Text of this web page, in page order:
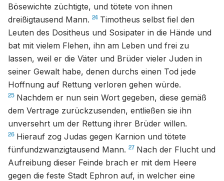
Bösewichte züchtigte, und tötete von ihnen
dreißigtausend Mann. 24 Timotheus selbst fiel den
Leuten des Dositheus und Sosipater in die Hände und
bat mit vielem Flehen, ihn am Leben und frei zu
lassen, weil er die Väter und Brüder vieler Juden in
seiner Gewalt habe, denen durchs einen Tod jede
Hoffnung auf Rettung verloren gehen würde.
25 Nachdem er nun sein Wort gegeben, diese gemäß
dem Vertrage zurückzusenden, entließen sie ihn
unversehrt um der Rettung ihrer Brüder willen.
26 Hierauf zog Judas gegen Karnion und tötete
fünfundzwanzigtausend Mann. 27 Nach der Flucht und
Aufreibung dieser Feinde brach er mit dem Heere
gegen die feste Stadt Ephron auf, in welcher eine